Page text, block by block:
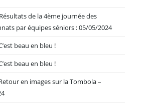
Résultats de la 4ème journée des
par équipes séniors : 05/05/2024
beau en bleu !
beau en bleu !
en images sur la Tombola –